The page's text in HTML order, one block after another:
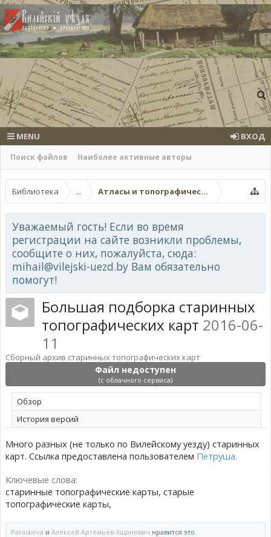
Поиск файлов Наиболее активные авторы
MENU ВХОД
Библиотека ... Атласы и топографические карты
Уважаемый гость! Если во время
регистрации на сайте возникли проблемы,
сообщите о них, пожалуйста, сюда:
mihail@vilejski-uezd.by Вам обязательно
помогут!
Файл недоступен
(с облачного сервиса)
Большая подборка старинных
топографических карт 2016-06-
11
Сборный архив старинных топографических карт
Обзoр
История версий
Много разных (не только по Вилейскому уезду) старинных
карт. Ссылка предоставлена пользователем Петруша.
Ключевые слова:
старинные топографические карты, старые
топографические карты,
Paraskeva и Алексей Артемьев-Хщанович нравится это.